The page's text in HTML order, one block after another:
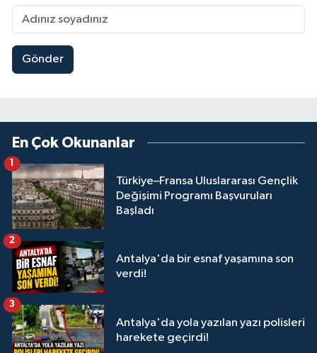
Gönder
En Çok Okunanlar
Türkiye–Fransa Uluslararası Gençlik
Değişimi Programı Başvuruları
Başladı
1
Antalya'da bir esnaf yaşamına son
verdi!
2
Antalya'da yola yazılan yazı polisleri
harekete geçirdi!
3